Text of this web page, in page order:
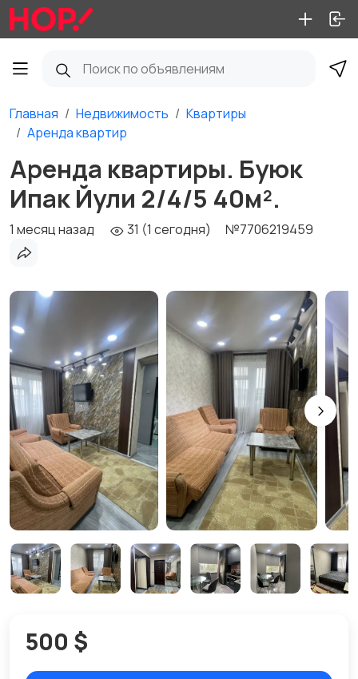
Главная Недвижимость
Квартиры
Аренда квартир
Аренда квартиры. Буюк
Ипак Йули 2/4/5 40м².
1 месяц назад 31 (1 сегодня) №7706219459
500 $